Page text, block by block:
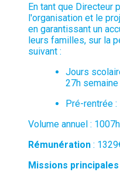
En tant que Directeur
l'organisation et le
en garantissant un
leurs familles, sur la
suivant :
Jours
27h semaine
Pré-rentrée
Volume annuel : 1007h
Rémunération :
Missions